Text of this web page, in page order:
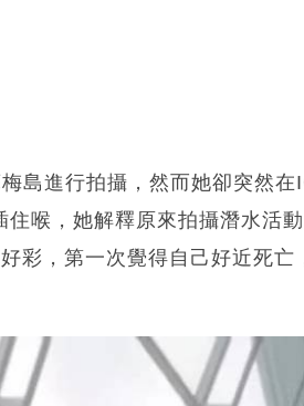
島進行拍攝，然而她卻突然
喉，她解釋原來拍攝潛水活
彩，第一次覺得自己好近死